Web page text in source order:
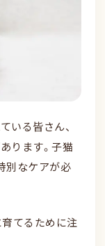
いる皆さん、
ります。子猫
別なケアが必
育てるために注